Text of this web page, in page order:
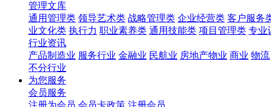
管理文库
通用管理类 领导艺术类 战略管理类 企业经营类 客户服务
业文化类 执行力 职业素养类 通用技能类 项目管理类 专业
行业资讯
产品制造业 服务行业 金融业 民航业 房地产物业 商业 物流
不分行业
为您服务
会员服务
注册为会员 会员卡政策 注册会员